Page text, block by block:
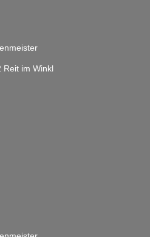
Reit im Winkl